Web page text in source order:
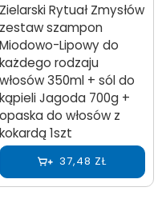
Zielarski Rytuał Zmysłów
zestaw szampon
Miodowo-Lipowy do
każdego rodzaju
włosów 350ml + sól do
kąpieli Jagoda 700g +
opaska do włosów z
kokardą 1szt
37,48 ZŁ